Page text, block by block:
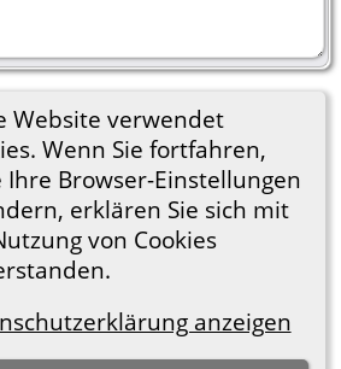
Website verwendet
Wenn Sie fortfahren,
Ihre Browser-Einstellungen
erklären Sie sich mit
von Cookies
anzeigen
hier erfassten persönlichen
Ich verstehe, dass ich jederzeit den
bitten kann, diese Daten zu löschen.
von Darrin Lythgoe © 2001-2026.